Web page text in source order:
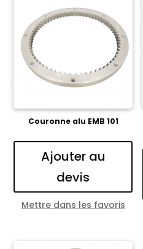
Couronne alu EMB 101
Ajouter au
devis
Mettre dans les favoris